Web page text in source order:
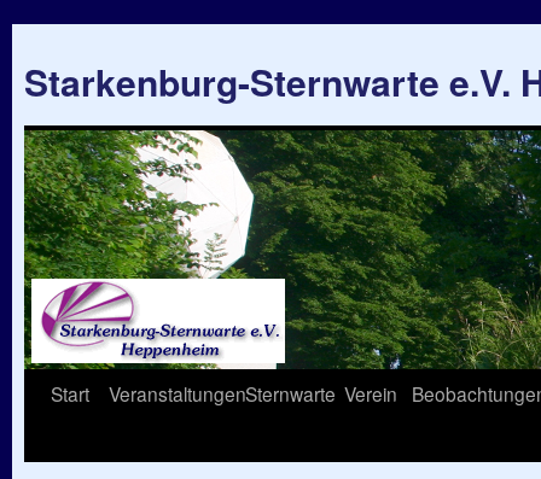
Starkenburg-Sternwarte e.V.
Springe
Start VeranstaltungenSternwarte Verein